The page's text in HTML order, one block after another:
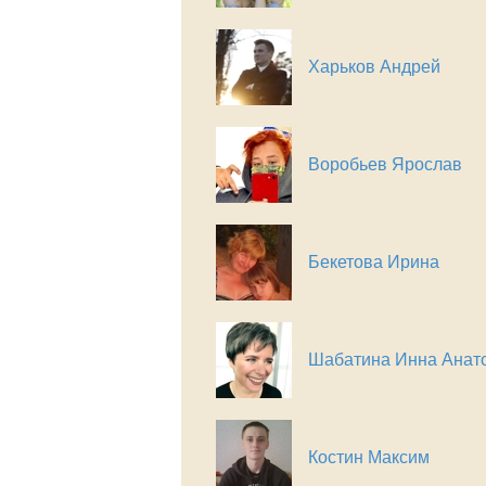
Харьков Андрей
Воробьев Ярослав
Бекетова Ирина
Шабатина Инна
Костин Максим